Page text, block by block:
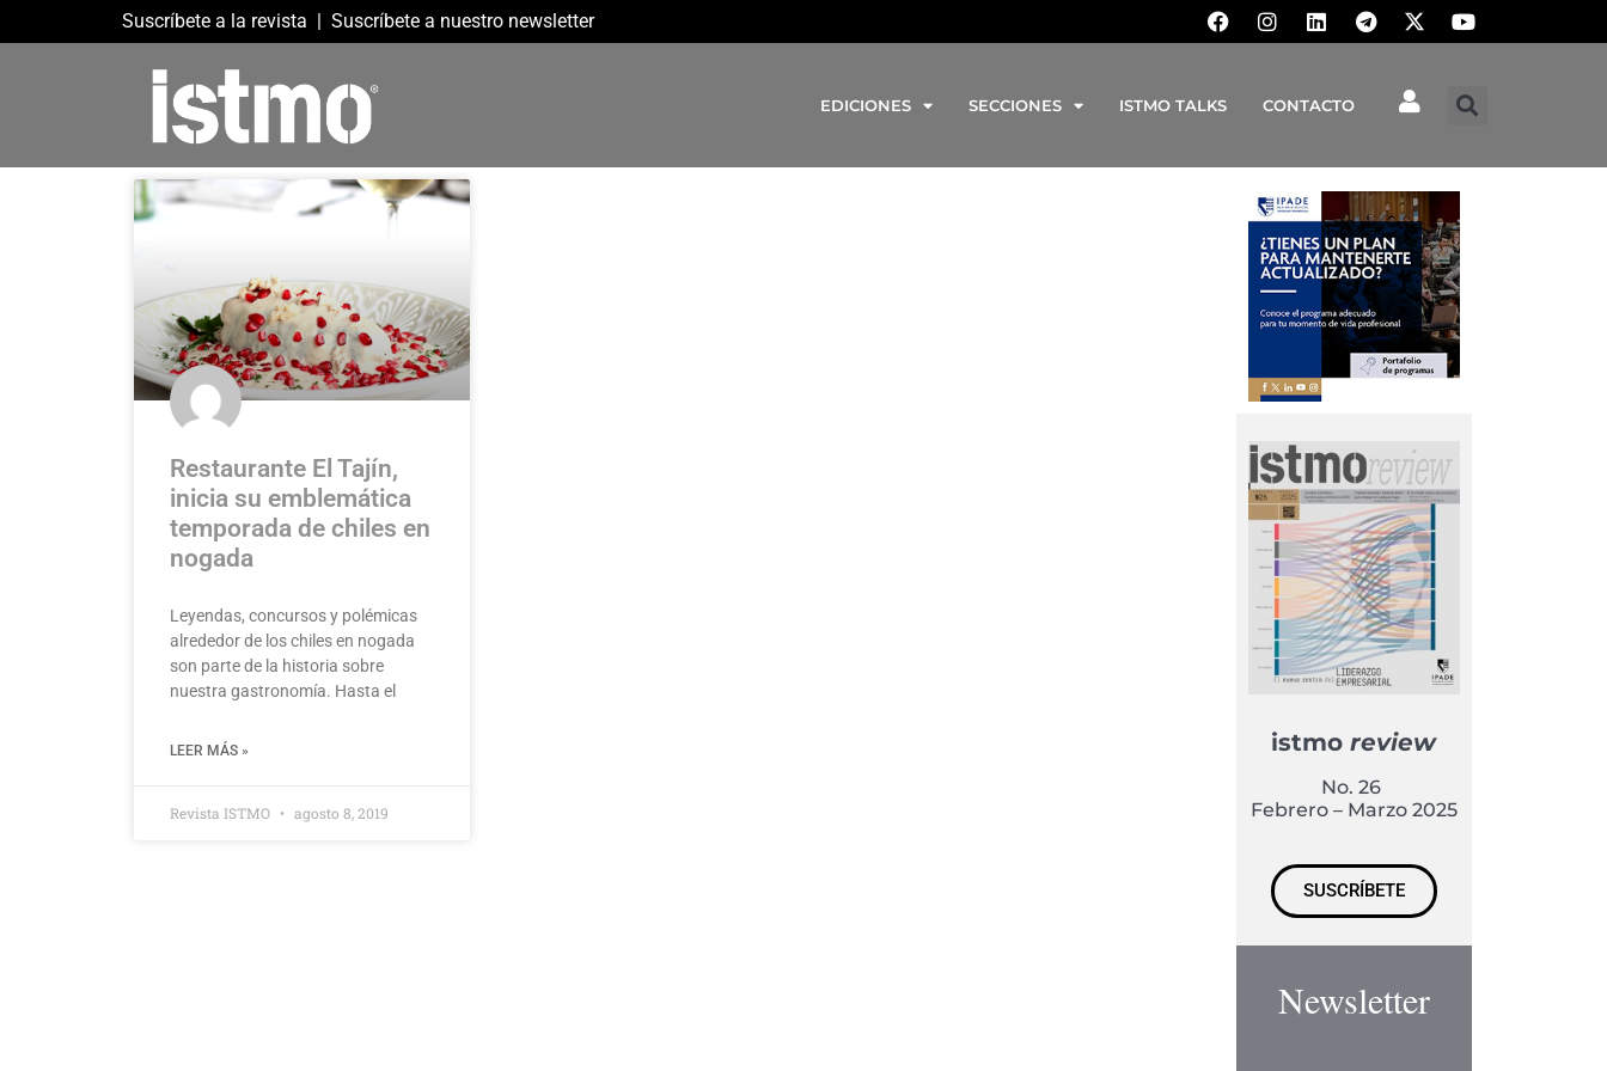
Suscríbete a la revista | Suscríbete a nuestro newsletter
EDICIONES SECCIONES ISTMO TALKS CONTACTO
Restaurante El Tajín,
inicia su emblemática
temporada de chiles en
nogada
Leyendas, concursos y polémicas
alrededor de los chiles en nogada
son parte de la historia sobre
nuestra gastronomía. Hasta el
LEER MÁS »
Revista ISTMO agosto 8, 2019
istmoreview
No. 26
Febrero – Marzo 2025
SUSCRÍBETE
Newsletter